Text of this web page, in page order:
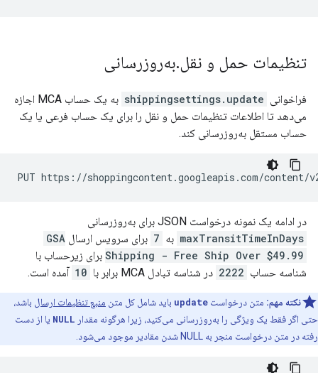
تنظیمات حمل و نقل.به‌روزرسانی
فراخوانی shippingsettings.update
به یک حساب MCA اجازه
می‌دهد تا اطلاعات تنظیمات حمل و نقل را برای یک حساب فرعی یا یک
حساب مستقل به‌روزرسانی کند.
در ادامه یک نمونه درخواست JSON برای به‌روزرسانی
maxTransitTimeInDays به 7 برای سرویس ارسال GSA
Shipping - Free Ship Over $49.99 برای زیرحساب با
شناسه حساب 2222 در شناسه تبادل MCA برابر با 10 آمده است.
نکته مهم: متن درخواست update باید شامل کل متن منبع تنظیمات ارسال باشد،
حتی اگر فقط یک ویژگی را به‌روزرسانی می‌کنید، زیرا هرگونه مقدار NULL یا از دست
رفته در متن درخواست منجر به NULL شدن مقادیر موجود می‌شود.